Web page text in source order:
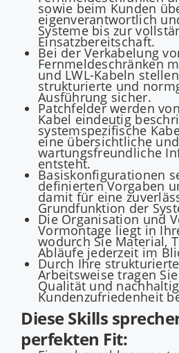
sowie beim Kunden
eigenverantwortlich
Systeme bis zur
Einsatzbereitschaft.
Bei der Verkabelung
Fernmeldeschränken
und LWL-Kabeln
strukturierte und
Ausführung sicher.
Patchfelder werden
Kabel eindeutig
systemspezifische
eine übersichtliche und
wartungsfreundliche
entsteht.
Basiskonfigurationen
definierten Vorgaben
damit für eine
Grundfunktion der
Die Organisation und
Vormontage liegt in
wodurch Sie Material,
Abläufe jederzeit im
Durch Ihre
Arbeitsweise tragen
Qualität und
Kundenzufriedenheit
Diese Skills
perfekten Fit: